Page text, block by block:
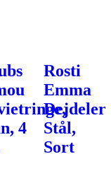
4
Rosti
Emma
Dejdeler
Stål,
Sort